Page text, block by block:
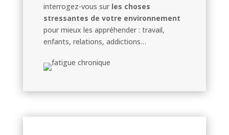
interrogez-vous sur les choses
stressantes de votre environnement
pour mieux les appréhender : travail,
enfants, relations, addictions…